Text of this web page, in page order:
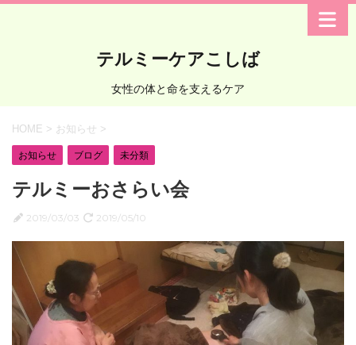
テルミーケアこしば
女性の体と命を支えるケア
HOME > お知らせ >
お知らせ ブログ 未分類
テルミーおさらい会
2019/03/03 2019/05/10